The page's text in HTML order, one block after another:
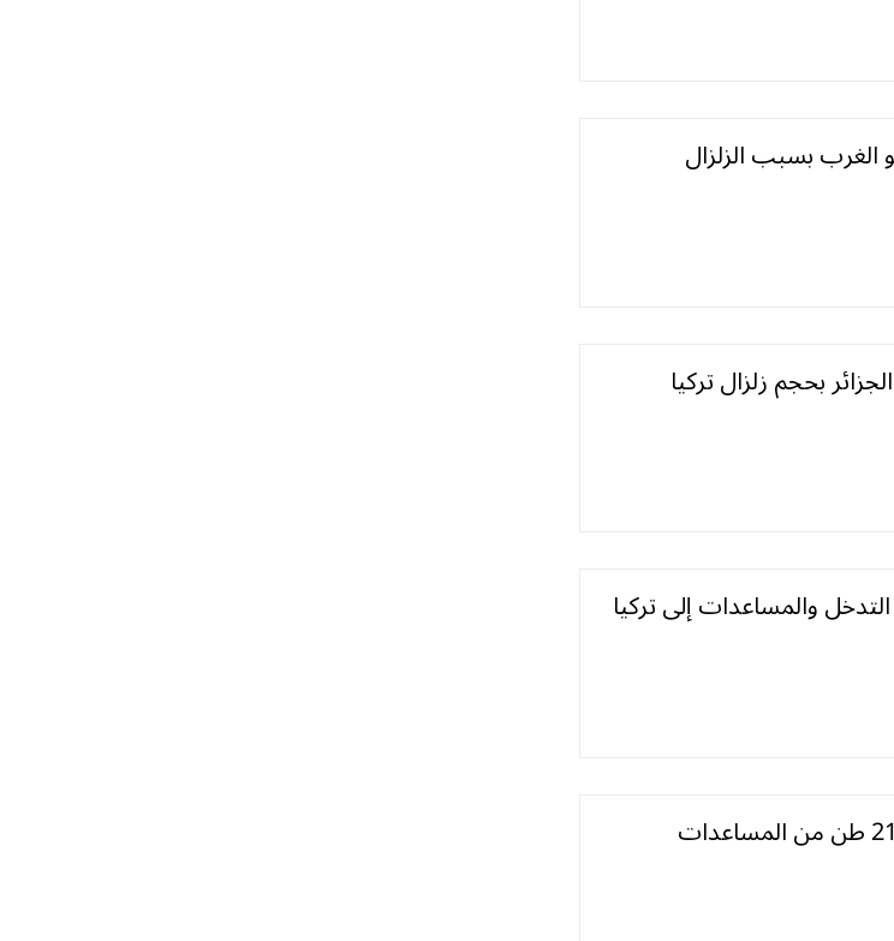
بحجم زلزال تركيا
والمساعدات إلى تركيا
الجزائر ترسل فريقي إنقاذ و210 طن من المساعدات